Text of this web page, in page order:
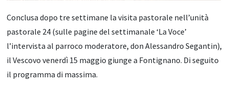
Conclusa dopo tre settimane la visita pastorale nell’unità
pastorale 24 (sulle pagine del settimanale ‘La Voce’
l’intervista al parroco moderatore, don Alessandro Segantin),
il Vescovo venerdì 15 maggio giunge a Fontignano. Di seguito
il programma di massima.